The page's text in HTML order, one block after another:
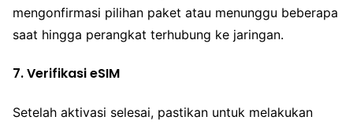
mengonfirmasi pilihan paket atau menunggu beberapa
saat hingga perangkat terhubung ke jaringan.
7. Verifikasi eSIM
Setelah aktivasi selesai, pastikan untuk melakukan